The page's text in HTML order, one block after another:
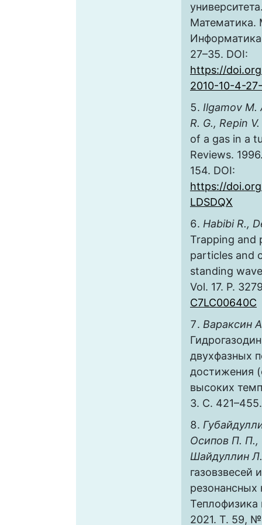
Математика.
27–35. DOI:
https://
2010-10-4-
Ilgamov M.
R. G., Repin
of a gas in a
Reviews.
154. DOI:
https://doi.org/
LDSDQX
Habibi R.,
Trapping and
particles and
standing
Vol. 17. P.
C7LC00640C
Вараксин
двухфазных
достижения
высоких
3. С.
Осипов П. П.,
Шайдуллин
газовзвесей
резонансных
Теплофизика
2021. Т. 59,